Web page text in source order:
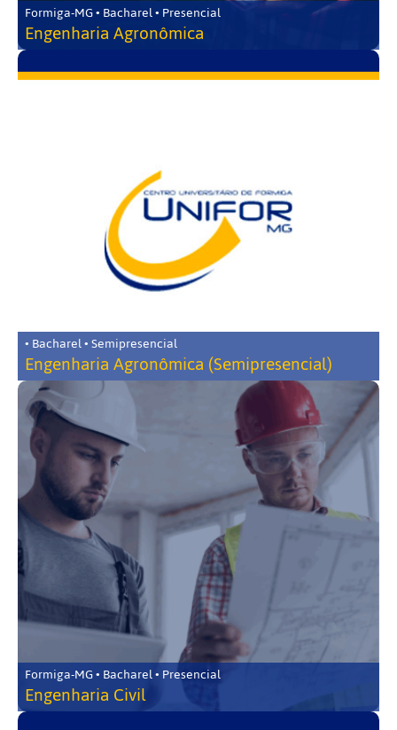
Formiga-MG • Bacharel • Presencial
Engenharia Agronômica
• Bacharel • Semipresencial
Engenharia Agronômica (Semipresencial)
Formiga-MG • Bacharel • Presencial
Engenharia Civil